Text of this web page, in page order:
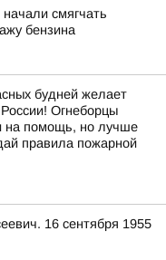
смягчать
бензина
будней желает
Огнеборцы
на помощь, но лучше
правила пожарной
16 сентября 1955